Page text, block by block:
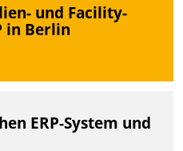
und Facility-
in Berlin
ERP-System und